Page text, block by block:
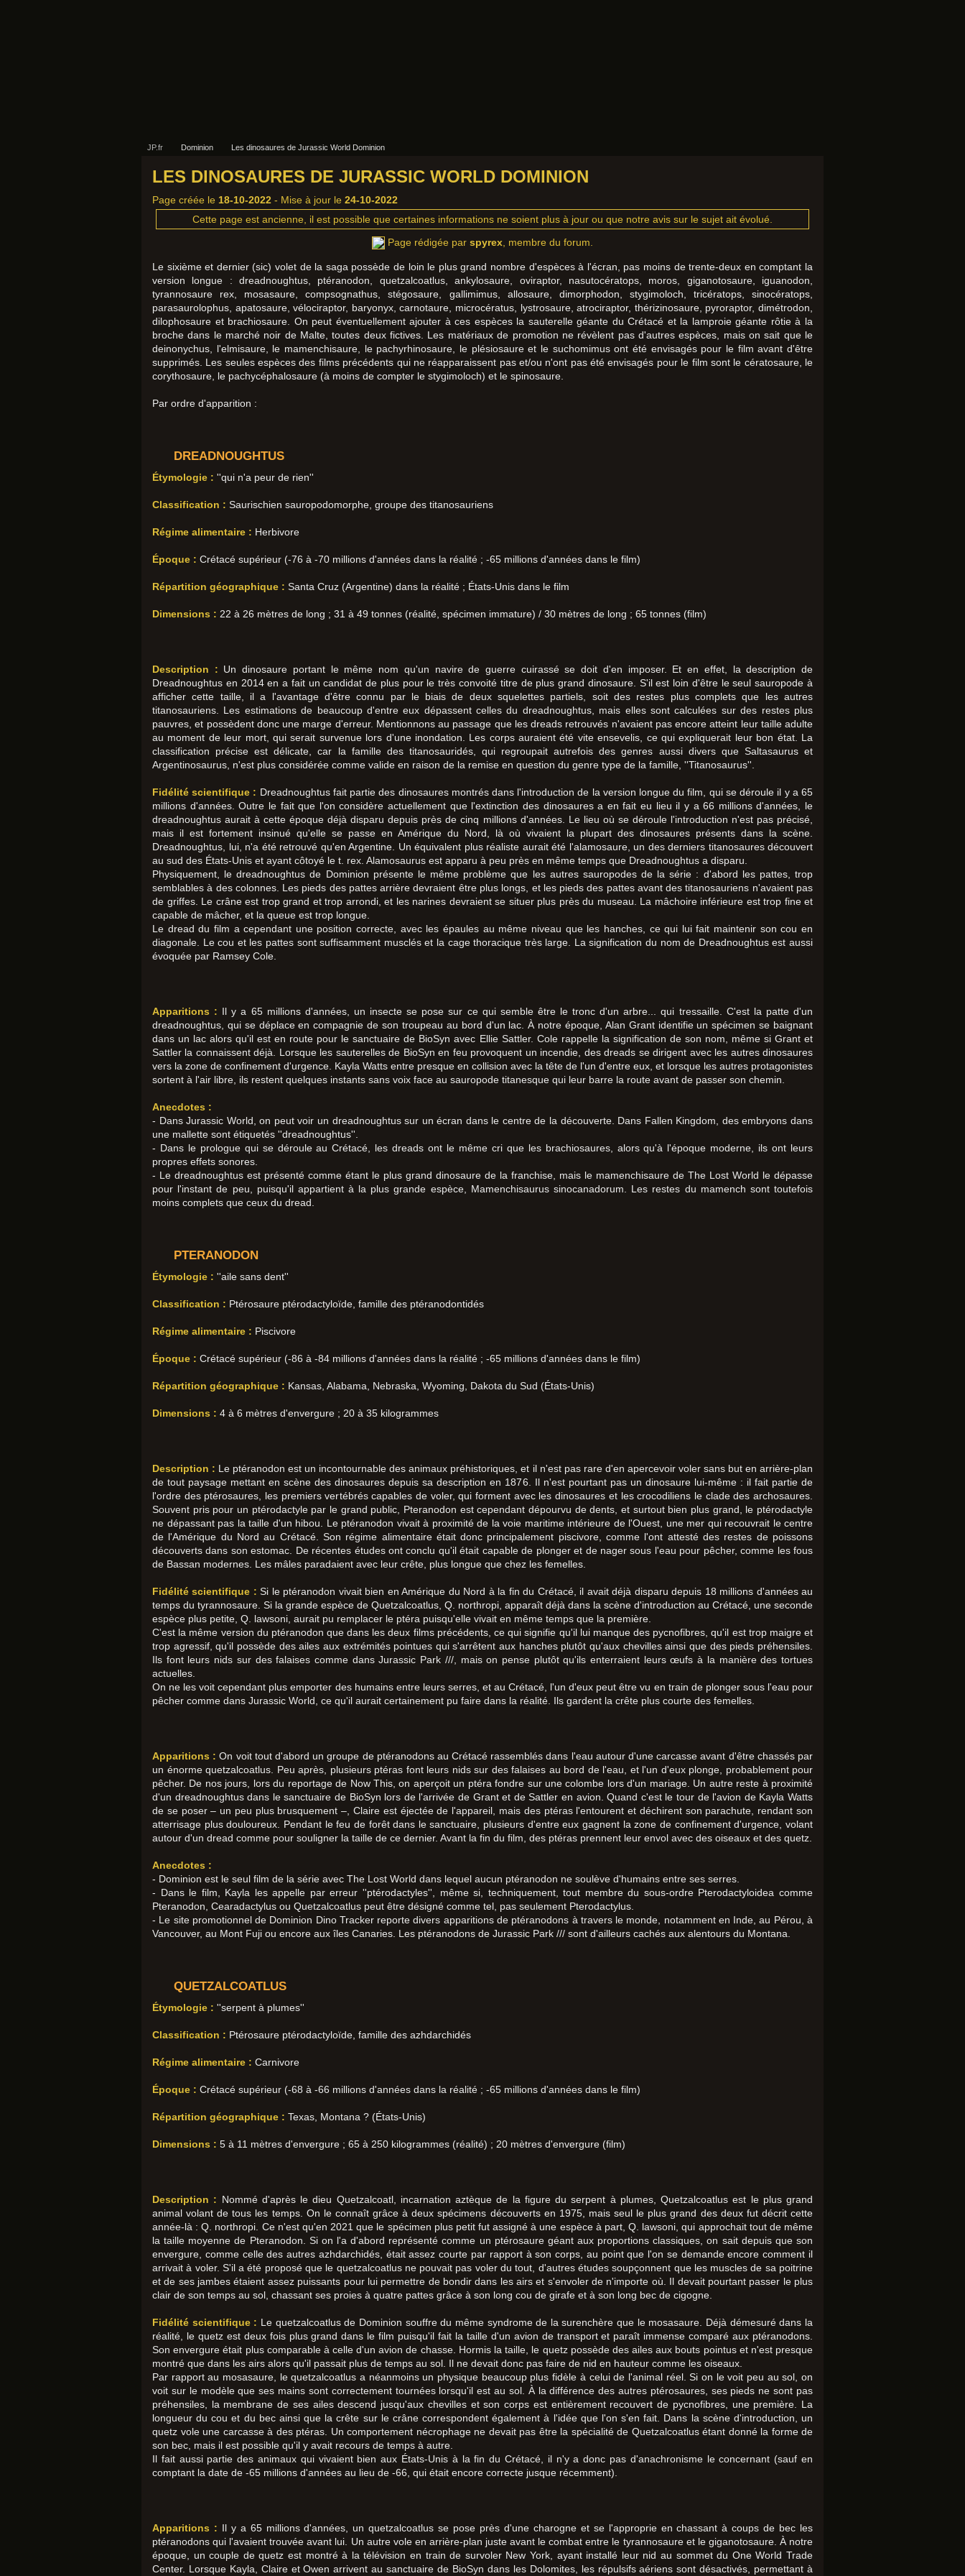
JP.fr Dominion Les dinosaures de Jurassic World Dominion
LES DINOSAURES DE JURASSIC WORLD DOMINION
Page créée le 18-10-2022 - Mise à jour le 24-10-2022
Cette page est ancienne, il est possible que certaines informations ne soient plus à jour ou que notre avis sur le sujet ait évolué.
Page rédigée par spyrex , membre du forum.
Le sixième et dernier (sic) volet de la saga possède de loin le plus grand nombre d'espèces à l'écran, pas moins de trente-deux en comptant la
version longue : dreadnoughtus, ptéranodon, quetzalcoatlus, ankylosaure, oviraptor, nasutocératops, moros, giganotosaure, iguanodon,
tyrannosaure rex, mosasaure, compsognathus, stégosaure, gallimimus, allosaure, dimorphodon, stygimoloch, tricératops, sinocératops,
parasaurolophus, apatosaure, vélociraptor, baryonyx, carnotaure, microcératus, lystrosaure, atrociraptor, thérizinosaure, pyroraptor, dimétrodon,
dilophosaure et brachiosaure. On peut éventuellement ajouter à ces espèces la sauterelle géante du Crétacé et la lamproie géante rôtie à la
broche dans le marché noir de Malte, toutes deux fictives. Les matériaux de promotion ne révèlent pas d'autres espèces, mais on sait que le
deinonychus, l'elmisaure, le mamenchisaure, le pachyrhinosaure, le plésiosaure et le suchomimus ont été envisagés pour le film avant d'être
supprimés. Les seules espèces des films précédents qui ne réapparaissent pas et/ou n'ont pas été envisagés pour le film sont le cératosaure, le
corythosaure, le pachycéphalosaure (à moins de compter le stygimoloch) et le spinosaure.
Par ordre d'apparition :
DREADNOUGHTUS
Étymologie : ''qui n'a peur de rien''
Classification : Saurischien sauropodomorphe, groupe des titanosauriens
Régime alimentaire : Herbivore
Époque : Crétacé supérieur (-76 à -70 millions d'années dans la réalité ; -65 millions d'années dans le film)
Répartition géographique : Santa Cruz (Argentine) dans la réalité ; États-Unis dans le film
Dimensions : 22 à 26 mètres de long ; 31 à 49 tonnes (réalité, spécimen immature) / 30 mètres de long ; 65 tonnes (film)
Description : Un dinosaure portant le même nom qu'un navire de guerre cuirassé se doit d'en imposer. Et en effet, la description de
Dreadnoughtus en 2014 en a fait un candidat de plus pour le très convoité titre de plus grand dinosaure. S'il est loin d'être le seul sauropode à
afficher cette taille, il a l'avantage d'être connu par le biais de deux squelettes partiels, soit des restes plus complets que les autres
titanosauriens. Les estimations de beaucoup d'entre eux dépassent celles du dreadnoughtus, mais elles sont calculées sur des restes plus
pauvres, et possèdent donc une marge d'erreur. Mentionnons au passage que les dreads retrouvés n'avaient pas encore atteint leur taille adulte
au moment de leur mort, qui serait survenue lors d'une inondation. Les corps auraient été vite ensevelis, ce qui expliquerait leur bon état. La
classification précise est délicate, car la famille des titanosauridés, qui regroupait autrefois des genres aussi divers que Saltasaurus et
Argentinosaurus, n'est plus considérée comme valide en raison de la remise en question du genre type de la famille, ''Titanosaurus''.
Fidélité scientifique : Dreadnoughtus fait partie des dinosaures montrés dans l'introduction de la version longue du film, qui se déroule il y a 65
millions d'années. Outre le fait que l'on considère actuellement que l'extinction des dinosaures a en fait eu lieu il y a 66 millions d'années, le
dreadnoughtus aurait à cette époque déjà disparu depuis près de cinq millions d'années. Le lieu où se déroule l'introduction n'est pas précisé,
mais il est fortement insinué qu'elle se passe en Amérique du Nord, là où vivaient la plupart des dinosaures présents dans la scène.
Dreadnoughtus, lui, n'a été retrouvé qu'en Argentine. Un équivalent plus réaliste aurait été l'alamosaure, un des derniers titanosaures découvert
au sud des États-Unis et ayant côtoyé le t. rex. Alamosaurus est apparu à peu près en même temps que Dreadnoughtus a disparu.
Physiquement, le dreadnoughtus de Dominion présente le même problème que les autres sauropodes de la série : d'abord les pattes, trop
semblables à des colonnes. Les pieds des pattes arrière devraient être plus longs, et les pieds des pattes avant des titanosauriens n'avaient pas
de griffes. Le crâne est trop grand et trop arrondi, et les narines devraient se situer plus près du museau. La mâchoire inférieure est trop fine et
capable de mâcher, et la queue est trop longue.
Le dread du film a cependant une position correcte, avec les épaules au même niveau que les hanches, ce qui lui fait maintenir son cou en
diagonale. Le cou et les pattes sont suffisamment musclés et la cage thoracique très large. La signification du nom de Dreadnoughtus est aussi
évoquée par Ramsey Cole.
Apparitions : Il y a 65 millions d'années, un insecte se pose sur ce qui semble être le tronc d'un arbre... qui tressaille. C'est la patte d'un
dreadnoughtus, qui se déplace en compagnie de son troupeau au bord d'un lac. À notre époque, Alan Grant identifie un spécimen se baignant
dans un lac alors qu'il est en route pour le sanctuaire de BioSyn avec Ellie Sattler. Cole rappelle la signification de son nom, même si Grant et
Sattler la connaissent déjà. Lorsque les sauterelles de BioSyn en feu provoquent un incendie, des dreads se dirigent avec les autres dinosaures
vers la zone de confinement d'urgence. Kayla Watts entre presque en collision avec la tête de l'un d'entre eux, et lorsque les autres protagonistes
sortent à l'air libre, ils restent quelques instants sans voix face au sauropode titanesque qui leur barre la route avant de passer son chemin.
Anecdotes :
- Dans Jurassic World, on peut voir un dreadnoughtus sur un écran dans le centre de la découverte. Dans Fallen Kingdom, des embryons dans
une mallette sont étiquetés ''dreadnoughtus''.
- Dans le prologue qui se déroule au Crétacé, les dreads ont le même cri que les brachiosaures, alors qu'à l'époque moderne, ils ont leurs
propres effets sonores.
- Le dreadnoughtus est présenté comme étant le plus grand dinosaure de la franchise, mais le mamenchisaure de The Lost World le dépasse
pour l'instant de peu, puisqu'il appartient à la plus grande espèce, Mamenchisaurus sinocanadorum. Les restes du mamench sont toutefois
moins complets que ceux du dread.
PTERANODON
Étymologie : ''aile sans dent''
Classification : Ptérosaure ptérodactyloïde, famille des ptéranodontidés
Régime alimentaire : Piscivore
Époque : Crétacé supérieur (-86 à -84 millions d'années dans la réalité ; -65 millions d'années dans le film)
Répartition géographique : Kansas, Alabama, Nebraska, Wyoming, Dakota du Sud (États-Unis)
Dimensions : 4 à 6 mètres d'envergure ; 20 à 35 kilogrammes
Description : Le ptéranodon est un incontournable des animaux préhistoriques, et il n'est pas rare d'en apercevoir voler sans but en arrière-plan
de tout paysage mettant en scène des dinosaures depuis sa description en 1876. Il n'est pourtant pas un dinosaure lui-même : il fait partie de
l'ordre des ptérosaures, les premiers vertébrés capables de voler, qui forment avec les dinosaures et les crocodiliens le clade des archosaures.
Souvent pris pour un ptérodactyle par le grand public, Pteranodon est cependant dépourvu de dents, et surtout bien plus grand, le ptérodactyle
ne dépassant pas la taille d'un hibou. Le ptéranodon vivait à proximité de la voie maritime intérieure de l'Ouest, une mer qui recouvrait le centre
de l'Amérique du Nord au Crétacé. Son régime alimentaire était donc principalement piscivore, comme l'ont attesté des restes de poissons
découverts dans son estomac. De récentes études ont conclu qu'il était capable de plonger et de nager sous l'eau pour pêcher, comme les fous
de Bassan modernes. Les mâles paradaient avec leur crête, plus longue que chez les femelles.
Fidélité scientifique :Si le ptéranodon vivait bien en Amérique du Nord à la fin du Crétacé, il avait déjà disparu depuis 18 millions d'années au
temps du tyrannosaure. Si la grande espèce de Quetzalcoatlus, Q. northropi, apparaît déjà dans la scène d'introduction au Crétacé, une seconde
espèce plus petite, Q. lawsoni, aurait pu remplacer le ptéra puisqu'elle vivait en même temps que la première.
C'est la même version du ptéranodon que dans les deux films précédents, ce qui signifie qu'il lui manque des pycnofibres, qu'il est trop maigre et
trop agressif, qu'il possède des ailes aux extrémités pointues qui s'arrêtent aux hanches plutôt qu'aux chevilles ainsi que des pieds préhensiles.
Ils font leurs nids sur des falaises comme dans Jurassic Park ///, mais on pense plutôt qu'ils enterraient leurs œufs à la manière des tortues
actuelles.
On ne les voit cependant plus emporter des humains entre leurs serres, et au Crétacé, l'un d'eux peut être vu en train de plonger sous l'eau pour
pêcher comme dans Jurassic World, ce qu'il aurait certainement pu faire dans la réalité. Ils gardent la crête plus courte des femelles.
Apparitions :On voit tout d'abord un groupe de ptéranodons au Crétacé rassemblés dans l'eau autour d'une carcasse avant d'être chassés par
un énorme quetzalcoatlus. Peu après, plusieurs ptéras font leurs nids sur des falaises au bord de l'eau, et l'un d'eux plonge, probablement pour
pêcher. De nos jours, lors du reportage de Now This, on aperçoit un ptéra fondre sur une colombe lors d'un mariage. Un autre reste à proximité
d'un dreadnoughtus dans le sanctuaire de BioSyn lors de l'arrivée de Grant et de Sattler en avion. Quand c'est le tour de l'avion de Kayla Watts
de se poser – un peu plus brusquement –, Claire est éjectée de l'appareil, mais des ptéras l'entourent et déchirent son parachute, rendant son
atterrisage plus douloureux. Pendant le feu de forêt dans le sanctuaire, plusieurs d'entre eux gagnent la zone de confinement d'urgence, volant
autour d'un dread comme pour souligner la taille de ce dernier. Avant la fin du film, des ptéras prennent leur envol avec des oiseaux et des quetz.
Anecdotes :
- Dominion est le seul film de la série avec The Lost World dans lequel aucun ptéranodon ne soulève d'humains entre ses serres.
- Dans le film, Kayla les appelle par erreur ''ptérodactyles'', même si, techniquement, tout membre du sous-ordre Pterodactyloidea comme
Pteranodon, Cearadactylus ou Quetzalcoatlus peut être désigné comme tel, pas seulement Pterodactylus.
- Le site promotionnel de Dominion Dino Tracker reporte divers apparitions de ptéranodons à travers le monde, notamment en Inde, au Pérou, à
Vancouver, au Mont Fuji ou encore aux îles Canaries. Les ptéranodons de Jurassic Park /// sont d'ailleurs cachés aux alentours du Montana.
QUETZALCOATLUS
Étymologie : ''serpent à plumes''
Classification : Ptérosaure ptérodactyloïde, famille des azhdarchidés
Régime alimentaire : Carnivore
Époque : Crétacé supérieur (-68 à -66 millions d'années dans la réalité ; -65 millions d'années dans le film)
Répartition géographique : Texas, Montana ? (États-Unis)
Dimensions : 5 à 11 mètres d'envergure ; 65 à 250 kilogrammes (réalité) ; 20 mètres d'envergure (film)
Description : Nommé d'après le dieu Quetzalcoatl, incarnation aztèque de la figure du serpent à plumes, Quetzalcoatlus est le plus grand
animal volant de tous les temps. On le connaît grâce à deux spécimens découverts en 1975, mais seul le plus grand des deux fut décrit cette
année-là : Q. northropi. Ce n'est qu'en 2021 que le spécimen plus petit fut assigné à une espèce à part, Q. lawsoni, qui approchait tout de même
la taille moyenne de Pteranodon. Si on l'a d'abord représenté comme un ptérosaure géant aux proportions classiques, on sait depuis que son
envergure, comme celle des autres azhdarchidés, était assez courte par rapport à son corps, au point que l'on se demande encore comment il
arrivait à voler. S'il a été proposé que le quetzalcoatlus ne pouvait pas voler du tout, d'autres études soupçonnent que les muscles de sa poitrine
et de ses jambes étaient assez puissants pour lui permettre de bondir dans les airs et s'envoler de n'importe où. Il devait pourtant passer le plus
clair de son temps au sol, chassant ses proies à quatre pattes grâce à son long cou de girafe et à son long bec de cigogne.
Fidélité scientifique : Le quetzalcoatlus de Dominion souffre du même syndrome de la surenchère que le mosasaure. Déjà démesuré dans la
réalité, le quetz est deux fois plus grand dans le film puisqu'il fait la taille d'un avion de transport et paraît immense comparé aux ptéranodons.
Son envergure était plus comparable à celle d'un avion de chasse. Hormis la taille, le quetz possède des ailes aux bouts pointus et n'est presque
montré que dans les airs alors qu'il passait plus de temps au sol. Il ne devait donc pas faire de nid en hauteur comme les oiseaux.
Par rapport au mosasaure, le quetzalcoatlus a néanmoins un physique beaucoup plus fidèle à celui de l'animal réel. Si on le voit peu au sol, on
voit sur le modèle que ses mains sont correctement tournées lorsqu'il est au sol. À la différence des autres ptérosaures, ses pieds ne sont pas
préhensiles, la membrane de ses ailes descend jusqu'aux chevilles et son corps est entièrement recouvert de pycnofibres, une première. La
longueur du cou et du bec ainsi que la crête sur le crâne correspondent également à l'idée que l'on s'en fait. Dans la scène d'introduction, un
quetz vole une carcasse à des ptéras. Un comportement nécrophage ne devait pas être la spécialité de Quetzalcoatlus étant donné la forme de
son bec, mais il est possible qu'il y avait recours de temps à autre.
Il fait aussi partie des animaux qui vivaient bien aux États-Unis à la fin du Crétacé, il n'y a donc pas d'anachronisme le concernant (sauf en
comptant la date de -65 millions d'années au lieu de -66, qui était encore correcte jusque récemment).
Apparitions : Il y a 65 millions d'années, un quetzalcoatlus se pose près d'une charogne et se l'approprie en chassant à coups de bec les
ptéranodons qui l'avaient trouvée avant lui. Un autre vole en arrière-plan juste avant le combat entre le tyrannosaure et le giganotosaure. À notre
époque, un couple de quetz est montré à la télévision en train de survoler New York, ayant installé leur nid au sommet du One World Trade
Center. Lorsque Kayla, Claire et Owen arrivent au sanctuaire de BioSyn dans les Dolomites, les répulsifs aériens sont désactivés, permettant à